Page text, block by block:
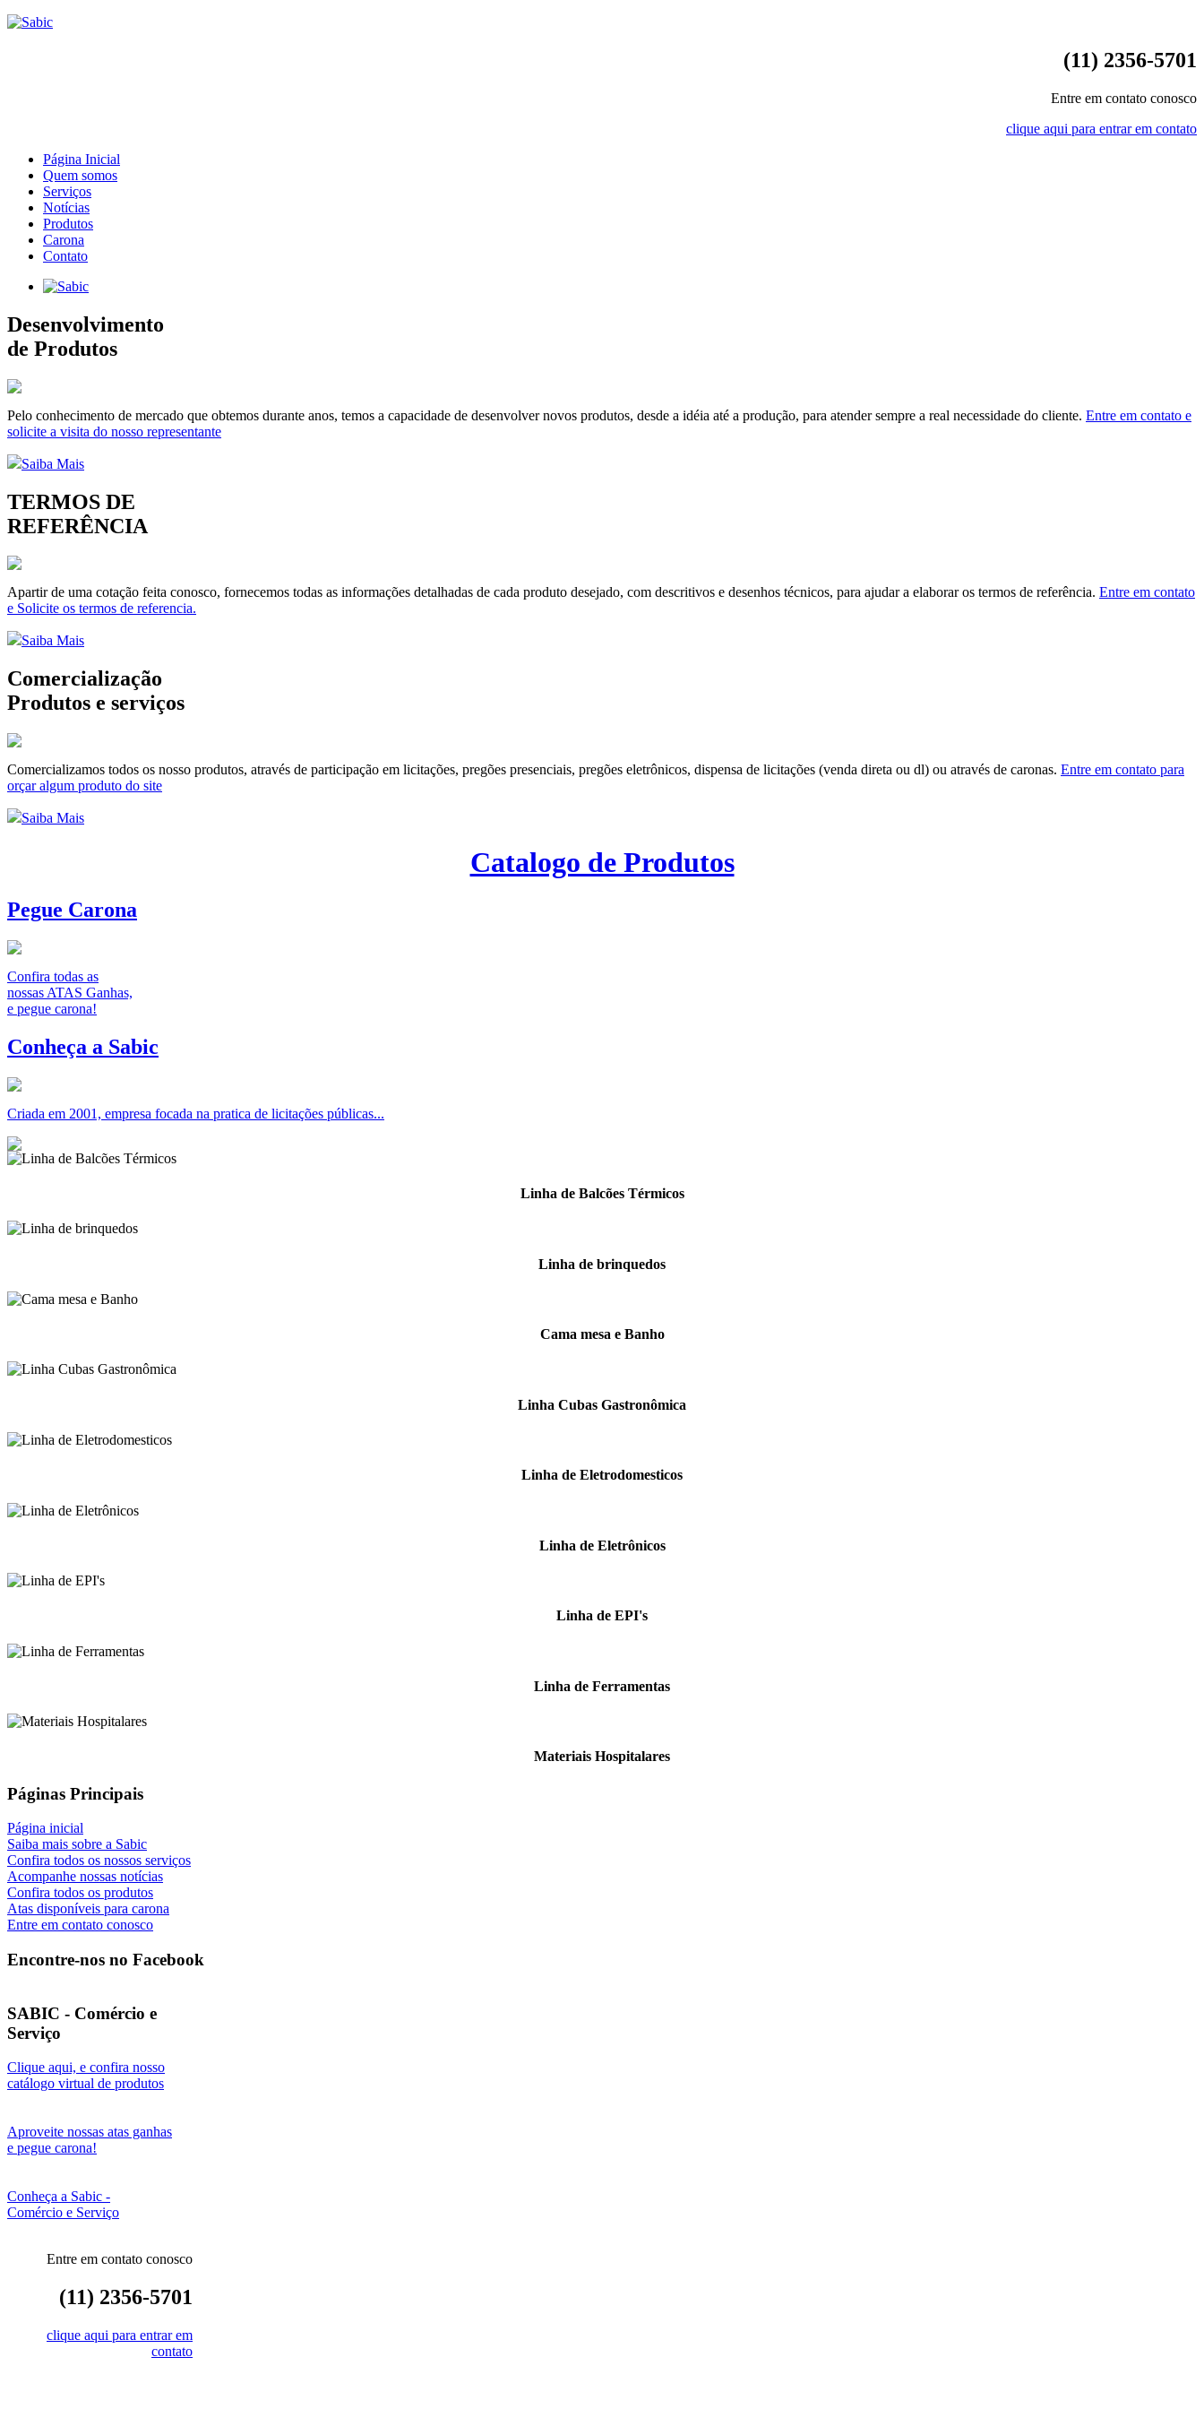
(11) 2356-5701
Entre em contato conosco
clique aqui para entrar em contato
Página Inicial
Quem somos
Serviços
Notícias
Produtos
Carona
Contato
Desenvolvimento
de Produtos
Pelo conhecimento de mercado que obtemos durante anos, temos a capacidade de desenvolver novos produtos, desde a idéia até a produção, para atender sempre a real necessidade do cliente. Entre em contato e
solicite a visita do nosso representante
Saiba Mais
TERMOS DE
REFERÊNCIA
Apartir de uma cotação feita conosco, fornecemos todas as informações detalhadas de cada produto desejado, com descritivos e desenhos técnicos, para ajudar a elaborar os termos de referência. Entre em contato
e Solicite os termos de referencia.
Saiba Mais
Comercialização
Produtos e serviços
Comercializamos todos os nosso produtos, através de participação em licitações, pregões presenciais, pregões eletrônicos, dispensa de licitações (venda direta ou dl) ou através de caronas. Entre em contato para
orçar algum produto do site
Saiba Mais
Catalogo de Produtos
Pegue Carona
Confira todas as
nossas ATAS Ganhas,
e pegue carona!
Conheça a Sabic
Criada em 2001, empresa focada na pratica de licitações públicas...
Linha de Balcões Térmicos
Linha de brinquedos
Cama mesa e Banho
Linha Cubas Gastronômica
Linha de Eletrodomesticos
Linha de Eletrônicos
Linha de EPI's
Linha de Ferramentas
Materiais Hospitalares
Páginas Principais
Página inicial
Saiba mais sobre a Sabic
Confira todos os nossos serviços
Acompanhe nossas notícias
Confira todos os produtos
Atas disponíveis para carona
Entre em contato conosco
Encontre-nos no Facebook
SABIC - Comércio e
Serviço
Clique aqui, e confira nosso
catálogo virtual de produtos
Aproveite nossas atas ganhas
e pegue carona!
Conheça a Sabic -
Comércio e Serviço
Entre em contato conosco
(11) 2356-5701
clique aqui para entrar em
contato